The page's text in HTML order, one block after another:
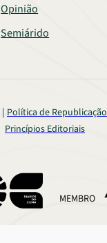
Opinião
Semiárido
Política de Republicação
Princípios Editoriais
MEMBRO